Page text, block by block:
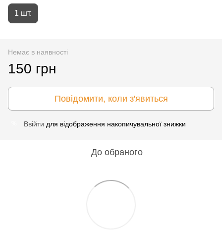
1 шт.
Немає в наявності
150 грн
Повідомити, коли з'явиться
Ввійти для відображення накопичувальної знижки
До обраного